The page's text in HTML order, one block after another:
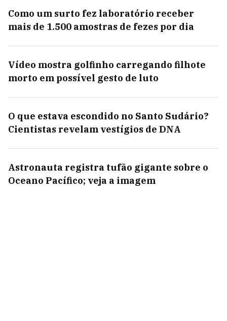
Como um surto fez laboratório receber
mais de 1.500 amostras de fezes por dia
Vídeo mostra golfinho carregando filhote
morto em possível gesto de luto
O que estava escondido no Santo Sudário?
Cientistas revelam vestígios de DNA
Astronauta registra tufão gigante sobre o
Oceano Pacífico; veja a imagem